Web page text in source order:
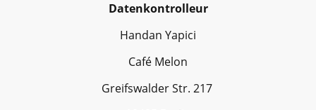
Datenkontrolleur
Handan Yapici
Café Melon
Greifswalder Str. 217